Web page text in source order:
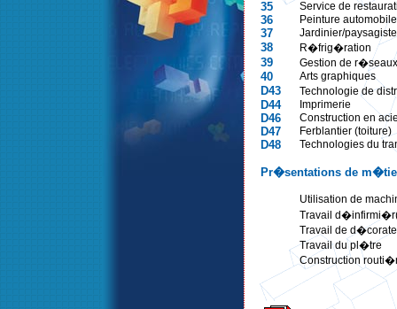
35 Service de
36 Peinture automobile
37 Jardinier/paysagiste
38 R�frig�ration
39 Gestion de
40 Arts graphiques
D43 Technologie de
D44 Imprimerie
D46 Construction en
D47 Ferblantier (toiture)
D48 Technologies du
Pr�sentations de
Utilisation de
Travail
Travail de
Travail du pl�tre
Construction